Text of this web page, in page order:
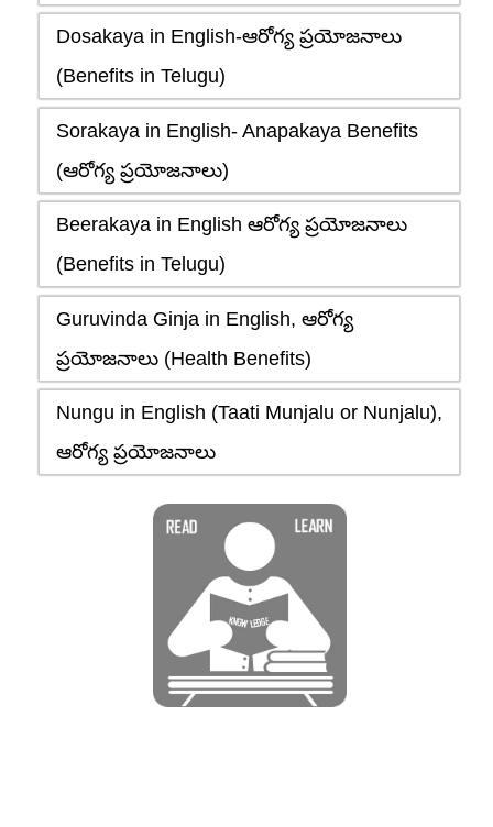
Dosakaya in English-ఆరోగ్య ప్రయోజనాలు
(Benefits in Telugu)
Sorakaya in English- Anapakaya Benefits
(ఆరోగ్య ప్రయోజనాలు)
Beerakaya in English ఆరోగ్య ప్రయోజనాలు
(Benefits in Telugu)
Guruvinda Ginja in English, ఆరోగ్య
ప్రయోజనాలు (Health Benefits)
Nungu in English (Taati Munjalu or Nunjalu),
ఆరోగ్య ప్రయోజనాలు